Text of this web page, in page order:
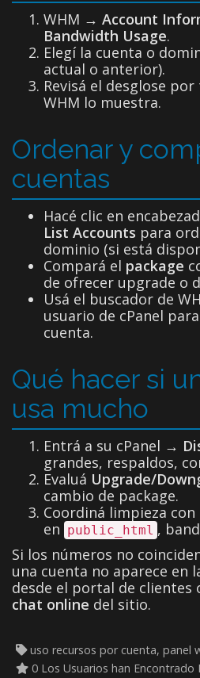
WHM → Account
Bandwidth Usage.
Elegí la cuenta o
actual o anterior).
Revisá el desglose
WHM lo muestra.
Ordenar y
cuentas
Hacé clic en
List Accounts para
dominio (si está
Compará el package
de ofrecer upgrade o
Usá el buscador de
usuario de cPanel
cuenta.
Qué hacer si
usa mucho
Entrá a su cPanel →
grandes, respaldos,
Evaluá Upgrade/
cambio de package.
Coordiná limpieza
en public_html ,
Si los números no
una cuenta no aparece en
desde el portal de clientes
chat online del sitio.
uso recursos por cuenta, panel
0 Los Usuarios han Encontrado